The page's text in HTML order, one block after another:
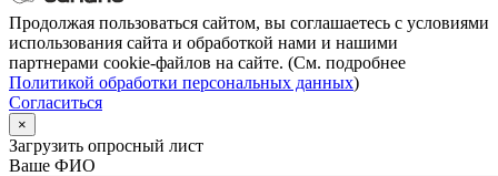
Продолжая пользоваться сайтом, вы соглашаетесь с условиями
использования сайта и обработкой нами и нашими
партнерами cookie-файлов на сайте. (См. подробнее
Политикой обработки персональных данных)
Согласиться
×
Загрузить опросный лист
Ваше ФИО